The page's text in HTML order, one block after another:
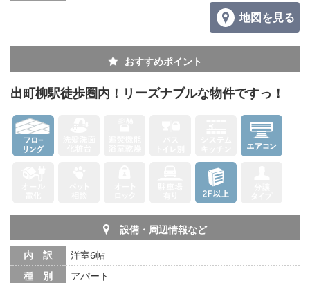
地図を見る
おすすめポイント
出町柳駅徒歩圏内！リーズナブルな物件ですっ！
設備・周辺情報など
内 訳
洋室6帖
種 別
アパート